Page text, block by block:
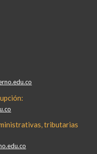
tributarias